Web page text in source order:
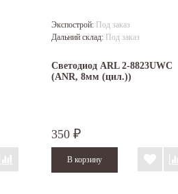
Экспострой: Под заказ
Дальний склад: Под заказ
Светодиод ARL 2-8823UWC
(ANR, 8мм (цил.))
350 ₽